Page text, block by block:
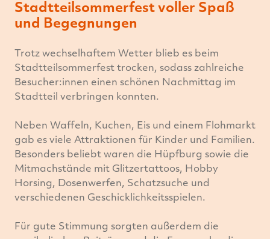
Stadtteilsommerfest voller Spaß
und Begegnungen
Trotz wechselhaftem Wetter blieb es beim
Stadtteilsommerfest trocken, sodass zahlreiche
Besucher:innen einen schönen Nachmittag im
Stadtteil verbringen konnten.
Neben Waffeln, Kuchen, Eis und einem Flohmarkt
gab es viele Attraktionen für Kinder und Familien.
Besonders beliebt waren die Hüpfburg sowie die
Mitmachstände mit Glitzertattoos, Hobby
Horsing, Dosenwerfen, Schatzsuche und
verschiedenen Geschicklichkeitsspielen.
Für gute Stimmung sorgten außerdem die